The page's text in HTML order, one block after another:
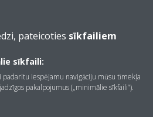
pateicoties sīkfailiem
sīkfaili:
iespējamu navigāciju mūsu tīmekļa
pakalpojumus („minimālie sīkfaili”).